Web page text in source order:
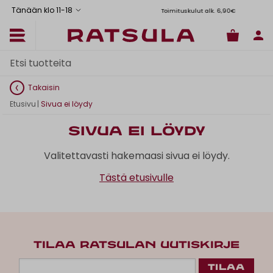
Tänään klo 11-18 Toimituskulut alk. 6,90€
Takaisin
Etusivu | Sivua ei löydy
Sivua ei löydy
Valitettavasti hakemaasi sivua ei löydy.
Tästä etusivulle
TILAA RATSULAN UUTISKIRJE